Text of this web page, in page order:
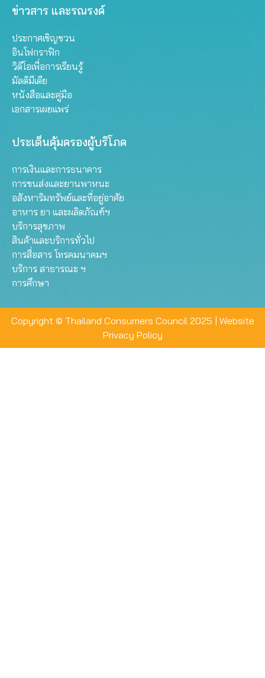
ข่าวสาร และรณรงค์
ประกาศเชิญชวน
อินโฟกราฟิก
วิดีโอเพื่อการเรียนรู้
มัลติมีเดีย
หนังสือและคู่มือ
เอกสารเผยแพร่
ประเด็นคุ้มครองผู้บริโภค
การเงินและการธนาคาร
การขนส่งและยานพาหนะ
อสังหาริมทรัพย์และที่อยู่อาศัย
อาหาร ยา และผลิตภัณฑ์ฯ
บริการสุขภาพ
สินค้าและบริการทั่วไป
การสื่อสาร โทรคมนาคมฯ
บริการ สาธารณะ ฯ
การศึกษา
Copyright © Thailand Consumers Council 2025 | Website
Privacy Policy